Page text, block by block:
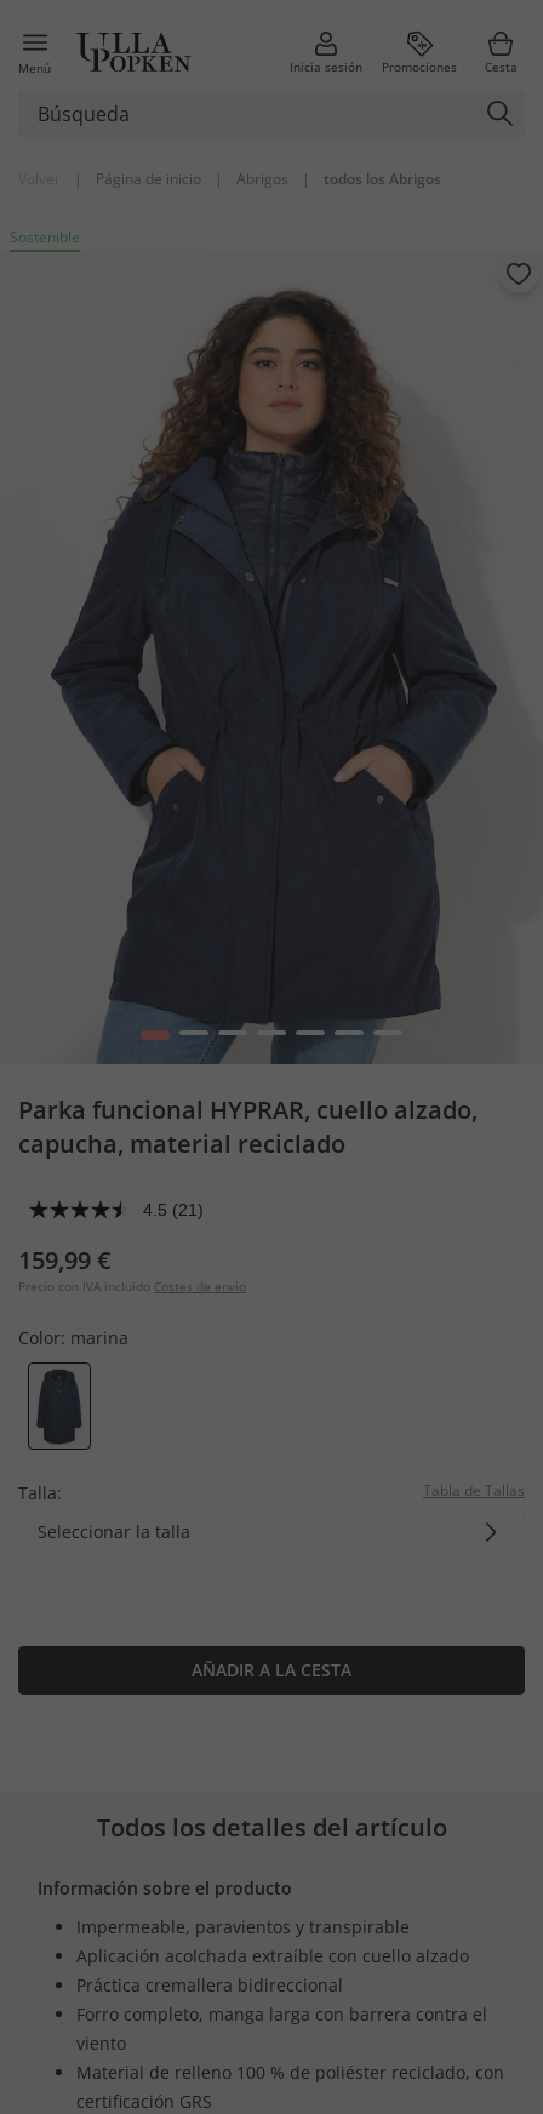
Menú Inicia sesión Promociones Cesta
| Página de inicio | Abrigos | todos los Abrigos
Sostenible
1 2 3 4 5 6
Parka funcional HYPRAR, cuello alzado,
capucha, material reciclado
4.5 (21)
159,99 €
Precio con IVA incluido Costes de envío
Color: marina
Talla: Tabla de Tallas
Seleccionar la talla
AÑADIR A LA CESTA
Todos los detalles del artículo
Información sobre el producto
Impermeable, paravientos y transpirable
Aplicación acolchada extraíble con cuello alzado
Práctica cremallera bidireccional
Forro completo, manga larga con barrera contra el
viento
Material de relleno 100 % de poliéster reciclado, con
certificación GRS